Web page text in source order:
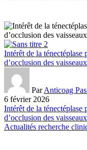
Intérêt de la ténectéplase
d’occlusion des
ParAnticoag
6 février 2026
Intérêt de la ténectéplase
d’occlusion des
Actualités recherche